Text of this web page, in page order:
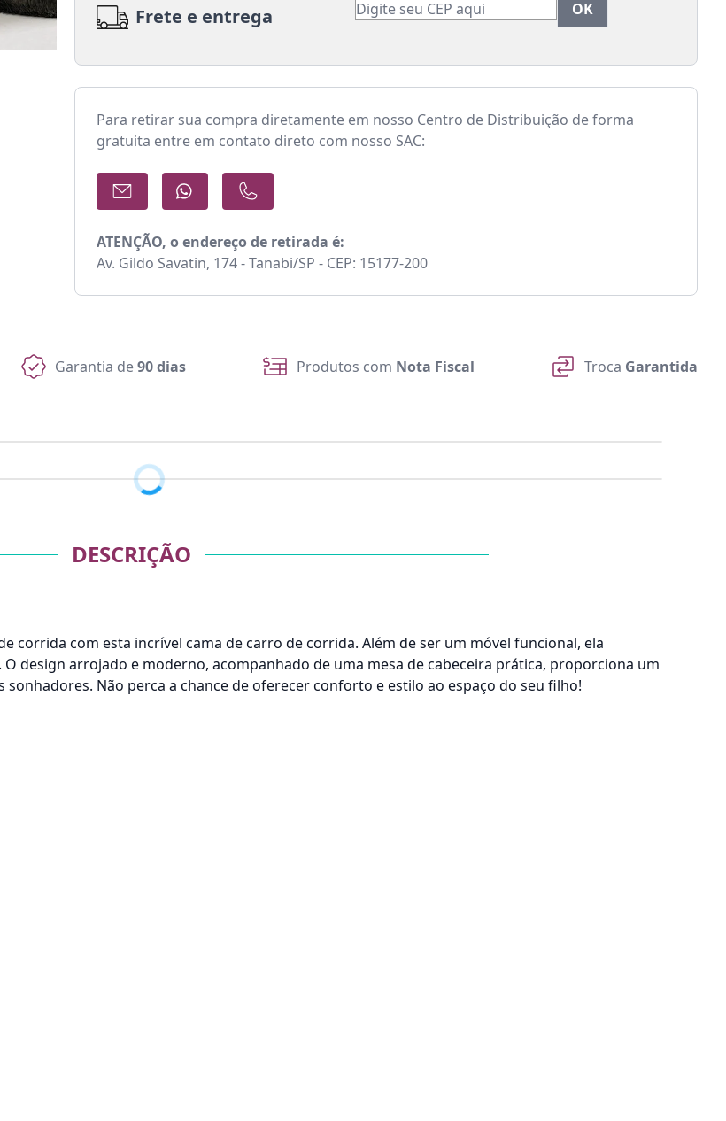
Frete e entrega
Para retirar sua compra diretamente em nosso Centro de Distribuição de forma
gratuita entre em contato direto com nosso SAC:
ATENÇÃO, o endereço de retirada é:
Av. Gildo Savatin, 174 - Tanabi/SP - CEP: 15177-200
Garantia de90 dias Produtos com Nota Fiscal Troca Garantida
DESCRIÇÃO
corrida com esta incrível cama de carro de corrida. Além de ser um móvel funcional, ela
design arrojado e moderno, acompanhado de uma mesa de cabeceira prática, proporciona um
Não perca a chance de oferecer conforto e estilo ao espaço do seu filho!